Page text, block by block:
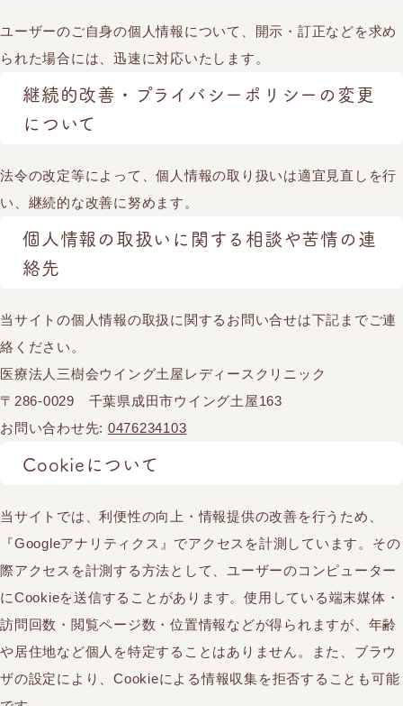
ユーザーのご自身の個人情報について、開示・訂正などを求め
られた場合には、迅速に対応いたします。
継続的改善・プライバシーポリシーの変更
について
法令の改定等によって、個人情報の取り扱いは適宜見直しを行
い、継続的な改善に努めます。
個人情報の取扱いに関する相談や苦情の連
絡先
当サイトの個人情報の取扱に関するお問い合せは下記までご連
絡ください。
医療法人三樹会ウイング土屋レディースクリニック
〒286-0029 千葉県成田市ウイング土屋163
お問い合わせ先: 0476234103
Cookieについて
当サイトでは、利便性の向上・情報提供の改善を行うため、
『Googleアナリティクス』でアクセスを計測しています。その
際アクセスを計測する方法として、ユーザーのコンピューター
にCookieを送信することがあります。使用している端末媒体・
訪問回数・閲覧ページ数・位置情報などが得られますが、年齢
や居住地など個人を特定することはありません。また、ブラウ
ザの設定により、Cookieによる情報収集を拒否することも可能